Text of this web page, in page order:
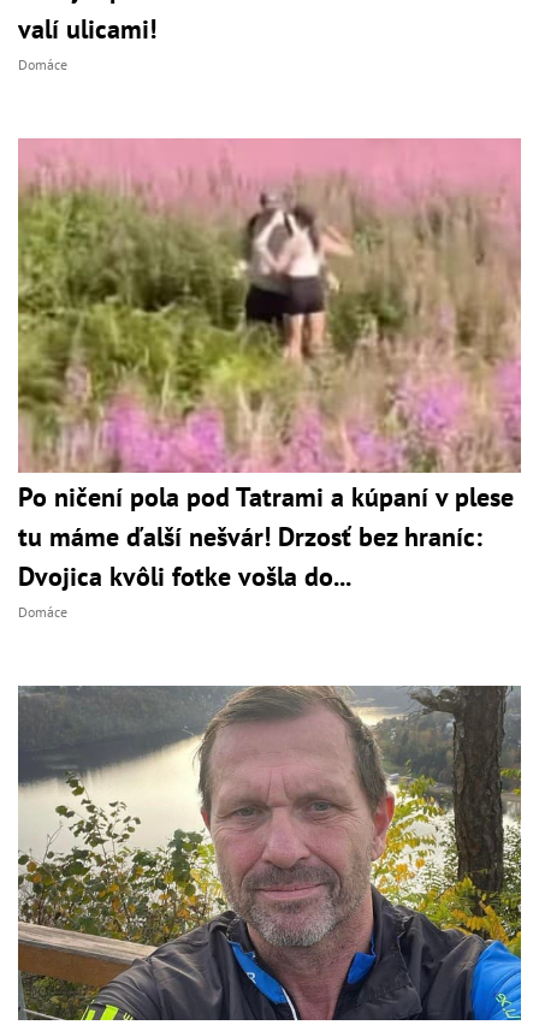
valí ulicami!
Domáce
Po ničení pola pod Tatrami a kúpaní v plese
tu máme ďalší nešvár! Drzosť bez hraníc:
Dvojica kvôli fotke vošla do...
Domáce